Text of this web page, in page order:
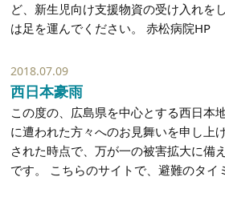
ど、新生児向け支援物資の受け入れを
は足を運んでください。 赤松病院HP
2018.07.09
西日本豪雨
この度の、広島県を中心とする西日本
に遭われた方々へのお見舞いを申し上
された時点で、万が一の被害拡大に備
です。 こちらのサイトで、避難のタイ